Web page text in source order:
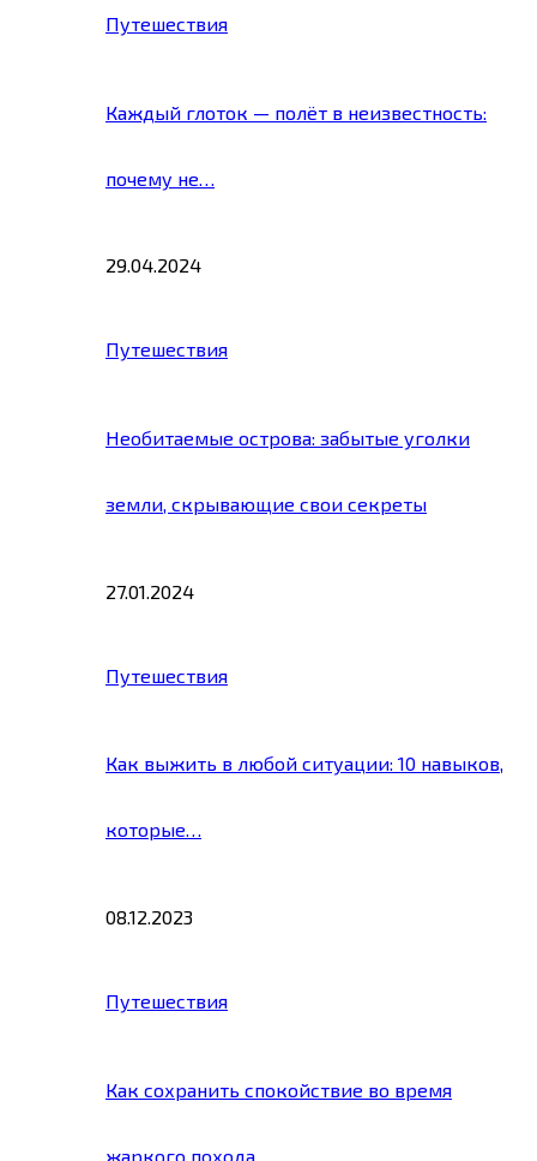
Путешествия
Каждый глоток — полёт в неизвестность:
почему не…
29.04.2024
Путешествия
Необитаемые острова: забытые уголки
земли, скрывающие свои секреты
27.01.2024
Путешествия
Как выжить в любой ситуации: 10 навыков,
которые…
08.12.2023
Путешествия
Как сохранить спокойствие во время
жаркого похода